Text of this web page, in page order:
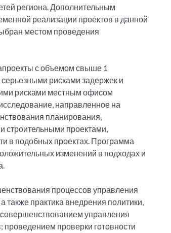
региона. Дополнительным
реализации проектов в данной
местом проведения
с объемом свыше 1
рисками задержек и
рисками местным офисом
направленное на
планирования,
строительными проектами,
в подобных проектах. Программа
изменений в подходах и
процессов управления
также практика внедрения политики,
управления
проведением проверки готовности